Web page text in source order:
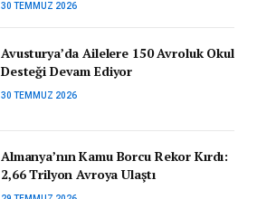
30 TEMMUZ 2026
Avusturya’da Ailelere 150 Avroluk Okul
Desteği Devam Ediyor
30 TEMMUZ 2026
Almanya’nın Kamu Borcu Rekor Kırdı:
2,66 Trilyon Avroya Ulaştı